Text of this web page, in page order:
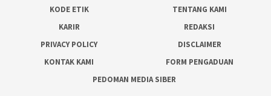
KODE ETIK
TENTANG KAMI
KARIR
REDAKSI
PRIVACY POLICY
DISCLAIMER
KONTAK KAMI
FORM PENGADUAN
PEDOMAN MEDIA SIBER